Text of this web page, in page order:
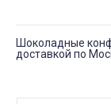
Шоколадные
доставкой по